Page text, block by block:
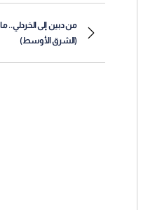
من دبين إلى الخردلي..
(الشرق الأوسط)